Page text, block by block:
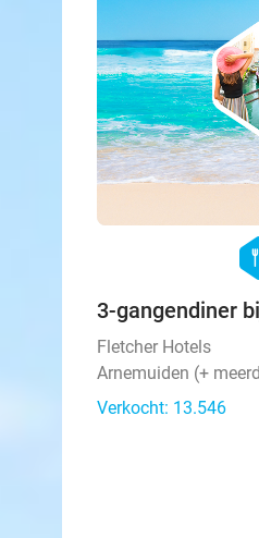
3-gangendiner
Fletcher Hotels
Arnemuiden (+
Verkocht: 13.546